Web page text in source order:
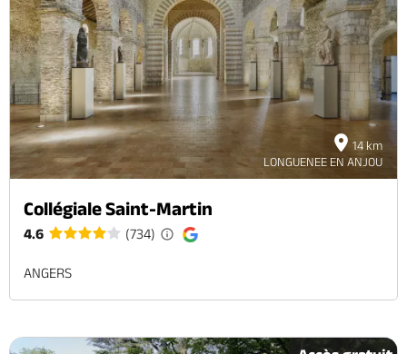
14 km
LONGUENEE EN ANJOU
Collégiale Saint-Martin
4.6 (734)
ANGERS